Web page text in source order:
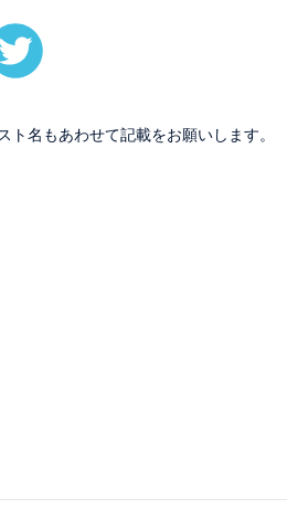
名もあわせて記載をお願いします。